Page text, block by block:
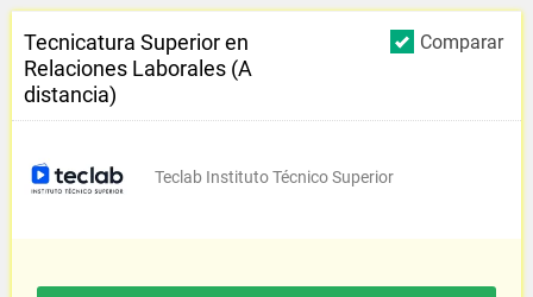
Comparar
Tecnicatura Superior en
Relaciones Laborales (A
distancia)
Teclab Instituto Técnico Superior